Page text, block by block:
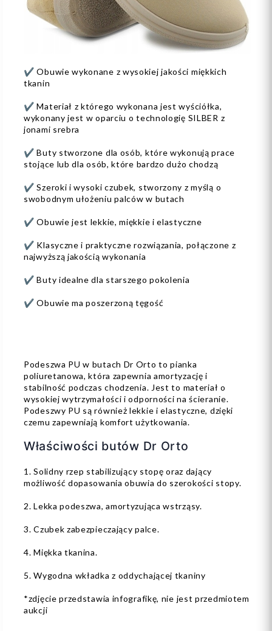
✔️ Obuwie wykonane z wysokiej jakości miękkich
tkanin
✔️ Materiał z którego wykonana jest wyściółka,
wykonany jest w oparciu o technologię SILBER z
jonami srebra
✔️ Buty stworzone dla osób, które wykonują prace
stojące lub dla osób, które bardzo dużo chodzą
✔️ Szeroki i wysoki czubek, stworzony z myślą o
swobodnym ułożeniu palców w butach
✔️ Obuwie jest lekkie, miękkie i elastyczne
✔️ Klasyczne i praktyczne rozwiązania, połączone z
najwyższą jakością wykonania
✔️ Buty idealne dla starszego pokolenia
✔️ Obuwie ma poszerzoną tęgość
Podeszwa PU w butach Dr Orto to pianka
poliuretanowa, która zapewnia amortyzację i
stabilność podczas chodzenia. Jest to materiał o
wysokiej wytrzymałości i odporności na ścieranie.
Podeszwy PU są również lekkie i elastyczne, dzięki
czemu zapewniają komfort użytkowania.
Właściwości butów Dr Orto
1. Solidny rzep stabilizujący stopę oraz dający
możliwość dopasowania obuwia do szerokości stopy.
2. Lekka podeszwa, amortyzująca wstrząsy.
3. Czubek zabezpieczający palce.
4. Miękka tkanina.
5. Wygodna wkładka z oddychającej tkaniny
*zdjęcie przedstawia infografikę, nie jest przedmiotem
aukcji